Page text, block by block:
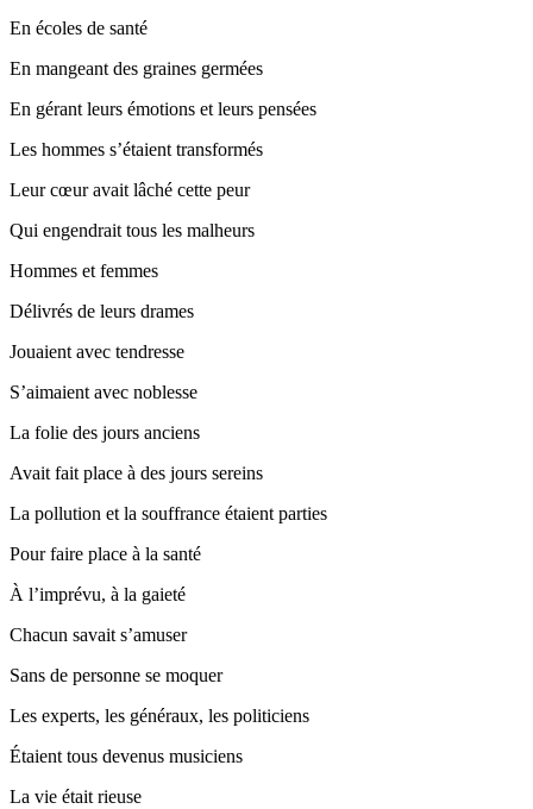
En écoles de santé
En mangeant des graines germées
En gérant leurs émotions et leurs pensées
Les hommes s’étaient transformés
Leur cœur avait lâché cette peur
Qui engendrait tous les malheurs
Hommes et femmes
Délivrés de leurs drames
Jouaient avec tendresse
S’aimaient avec noblesse
La folie des jours anciens
Avait fait place à des jours sereins
La pollution et la souffrance étaient parties
Pour faire place à la santé
À l’imprévu, à la gaieté
Chacun savait s’amuser
Sans de personne se moquer
Les experts, les généraux, les politiciens
Étaient tous devenus musiciens
La vie était rieuse